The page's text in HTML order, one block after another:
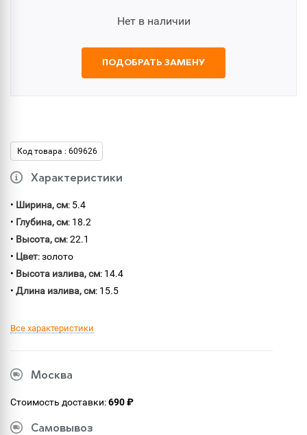
Нет в наличии
ПОДОБРАТЬ ЗАМЕНУ
Код товара : 609626
Характеристики
• Ширина, см: 5.4
• Глубина, см: 18.2
• Высота, см: 22.1
• Цвет: золото
• Высота излива, см: 14.4
• Длина излива, см: 15.5
Все характеристики
Москва
Стоимость доставки:690 ₽
Самовывоз